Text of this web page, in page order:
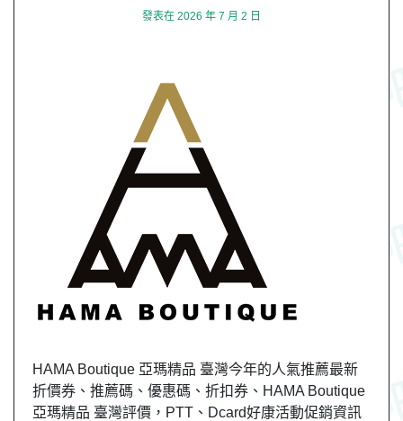
發表在 2026 年 7 月 2 日
HAMA Boutique 亞瑪精品 臺灣今年的人氣推薦最新
折價券、推薦碼、優惠碼、折扣券、HAMA Boutique
亞瑪精品 臺灣評價，PTT、Dcard好康活動促銷資訊